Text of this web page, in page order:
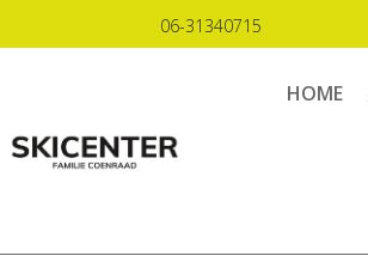
06-31340715
HOME